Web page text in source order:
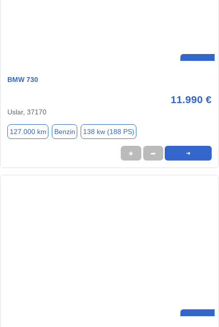
BMW 730
11.990 €
Uslar, 37170
127.000 km Benzin 138 kw (188 PS)
★ ➦ ➜